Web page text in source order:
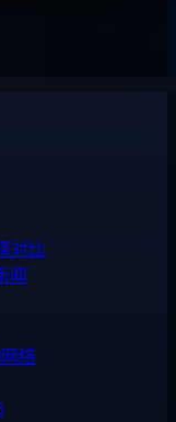
对比
闻
络